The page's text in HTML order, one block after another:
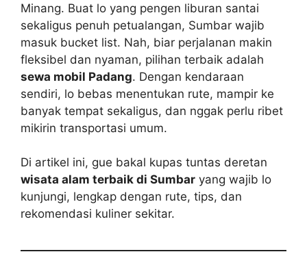
Minang. Buat lo yang pengen liburan santai
sekaligus penuh petualangan, Sumbar wajib
masuk bucket list. Nah, biar perjalanan makin
fleksibel dan nyaman, pilihan terbaik adalah
sewa mobil Padang. Dengan kendaraan
sendiri, lo bebas menentukan rute, mampir ke
banyak tempat sekaligus, dan nggak perlu ribet
mikirin transportasi umum.
Di artikel ini, gue bakal kupas tuntas deretan
wisata alam terbaik di Sumbar yang wajib lo
kunjungi, lengkap dengan rute, tips, dan
rekomendasi kuliner sekitar.